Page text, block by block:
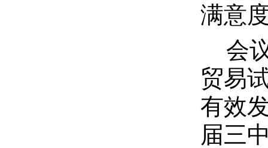
满意
会
贸易
有效
届三